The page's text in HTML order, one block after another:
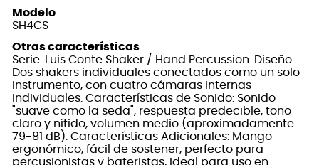
Modelo
SH4CS
Otras características
Serie: Luis Conte Shaker / Hand Percussion. Diseño:
Dos shakers individuales conectados como un solo
instrumento, con cuatro cámaras internas
individuales. Características de Sonido: Sonido
"suave como la seda", respuesta predecible, tono
claro y nítido, volumen medio (aproximadamente
79-81 dB). Características Adicionales: Mango
ergonómico, fácil de sostener, perfecto para
percusionistas y bateristas, ideal para uso en